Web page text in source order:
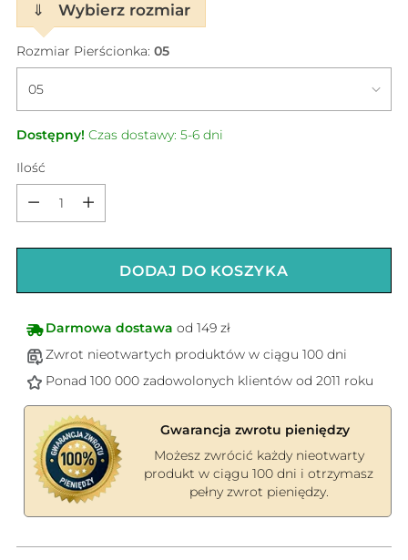
⇓ Wybierz rozmiar
Rozmiar Pierścionka: 05
Dostępny! Czas dostawy: 5-6 dni
Ilość
DODAJ DO KOSZYKA
Darmowa dostawa od 149 zł
Zwrot nieotwartych produktów w ciągu 100 dni
Ponad 100 000 zadowolonych klientów od 2011 roku
Gwarancja zwrotu pieniędzy
Możesz zwrócić każdy nieotwarty
produkt w ciągu 100 dni i otrzymasz
pełny zwrot pieniędzy.